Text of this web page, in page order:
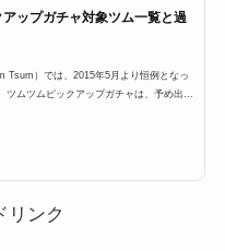
アップガチャ対象ツム一覧と過
Tsum）では、2015年5月より恒例となっ
ツムツムピックアップガチャは、予め出る
リンク